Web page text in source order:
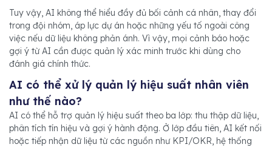
Tuy vậy, AI không thể hiểu đầy đủ bối cảnh cá nhân, thay đổi
trong đội nhóm, áp lực dự án hoặc những yếu tố ngoài công
việc nếu dữ liệu không phản ánh. Vì vậy, mọi cảnh báo hoặc
gợi ý từ AI cần được quản lý xác minh trước khi dùng cho
đánh giá chính thức.
AI có thể xử lý quản lý hiệu suất nhân viên
như thế nào?
AI có thể hỗ trợ quản lý hiệu suất theo ba lớp: thu thập dữ liệu,
phân tích tín hiệu và gợi ý hành động. Ở lớp đầu tiên, AI kết nối
hoặc tiếp nhận dữ liệu từ các nguồn như KPI/OKR, hệ thống